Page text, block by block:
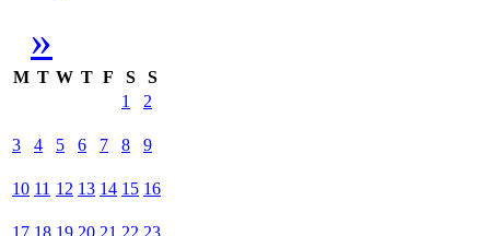
»
M T W T F S
S
1
2
3 4 5 6 7 8 9
10 11 12 13 14 15 16